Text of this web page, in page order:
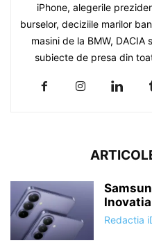
iPhone, alegerile
burselor, deciziile marilor
masini de la BMW,
subiecte de presa din
Redactia